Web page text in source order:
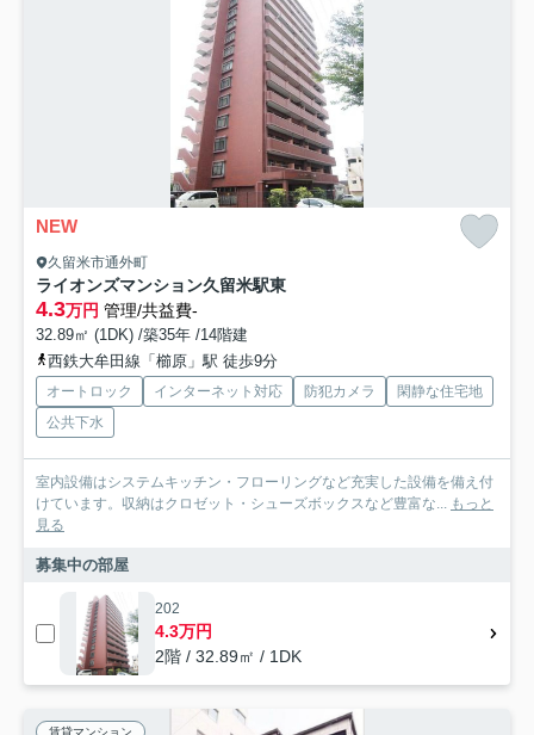
NEW
久留米市通外町
ライオンズマンション久留米駅東
4.3万円 管理/共益費-
32.89㎡ (1DK) /築35年 /14階建
西鉄大牟田線「櫛原」駅 徒歩9分
オートロック インターネット対応 防犯カメラ
閑静な住宅地
公共下水
室内設備はシステムキッチン・フローリングなど充実した設備を備え付
けています。収納はクロゼット・シューズボックスなど豊富な... もっと
見る
募集中の部屋
202
4.3万円
2階 / 32.89㎡ / 1DK
賃貸マンション